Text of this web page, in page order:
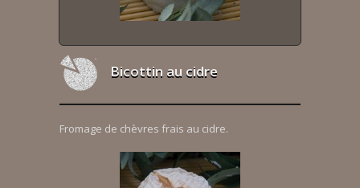
Bicottin au cidre
Fromage de chèvres frais au cidre.